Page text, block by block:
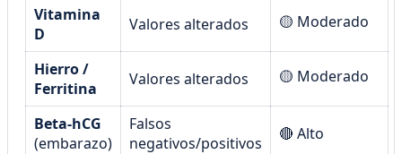
Vitamina
D
Valores alterados 🟡 Moderado
Hierro /
Ferritina
Valores alterados 🟡 Moderado
Beta-hCG
(embarazo)
Falsos
negativos/positivos
🔴 Alto